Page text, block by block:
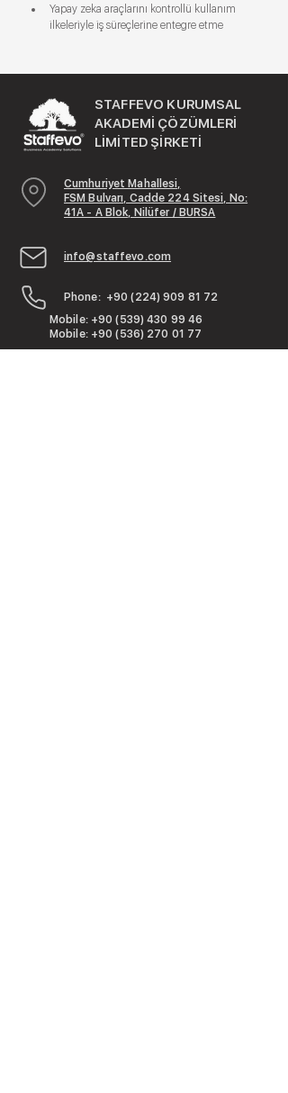
Yapay zeka araçlarını kontrollü kullanım
ilkeleriyle iş süreçlerine entegre etme
STAFFEVO KURUMSAL
AKADEMİ ÇÖZÜMLERİ
LİMİTED ŞİRKETİ
Cumhuriyet Mahallesi,
FSM Bulvarı, Cadde 224 Sitesi, No:
41A - A Blok, Nilüfer / BURSA
info@staffevo.com
Phone: +90 (224) 909 81 72
Mobile: +90 (539) 430 99 46
Mobile: +90 (536) 270 01 77